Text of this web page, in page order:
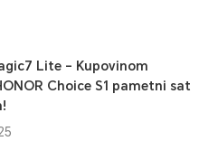
Lite – Kupovinom
Choice S1 pametni sat